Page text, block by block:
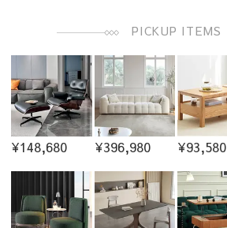
PICKUP ITEMS
¥148,680 ¥396,980 ¥93,580